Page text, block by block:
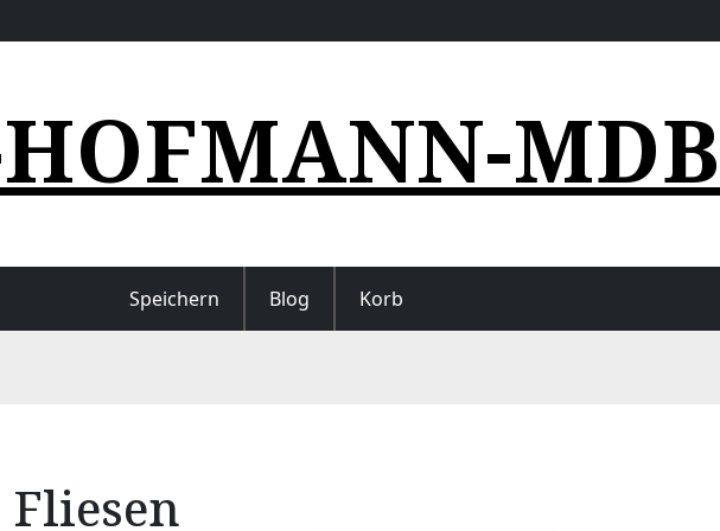
Speichern Blog Korb
Fliesen